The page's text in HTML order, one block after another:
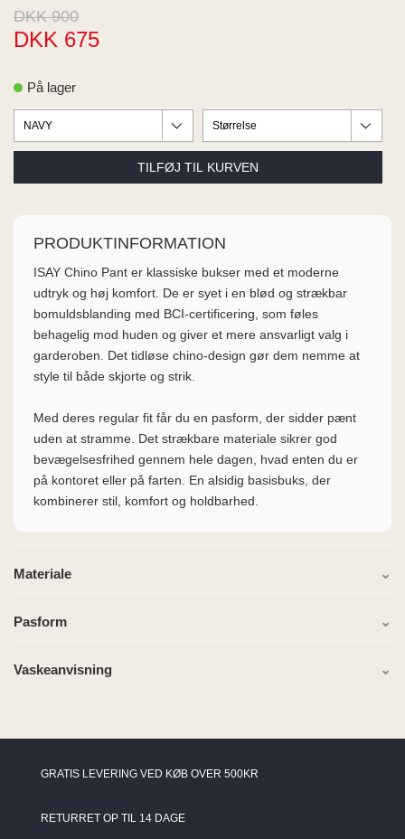
MODA
DKK 900
DKK 675
På lager
PRODUKTINFORMATION
ISAY Chino Pant er klassiske bukser med et moderne
udtryk og høj komfort. De er syet i en blød og strækbar
bomuldsblanding med BCI-certificering, som føles
behagelig mod huden og giver et mere ansvarligt valg i
garderoben. Det tidløse chino-design gør dem nemme at
style til både skjorte og strik.
Med deres regular fit får du en pasform, der sidder pænt
uden at stramme. Det strækbare materiale sikrer god
bevægelsesfrihed gennem hele dagen, hvad enten du er
på kontoret eller på farten. En alsidig basisbuks, der
kombinerer stil, komfort og holdbarhed.
Materiale
Pasform
Vaskeanvisning
GRATIS LEVERING VED KØB OVER 500KR
RETURRET OP TIL 14 DAGE